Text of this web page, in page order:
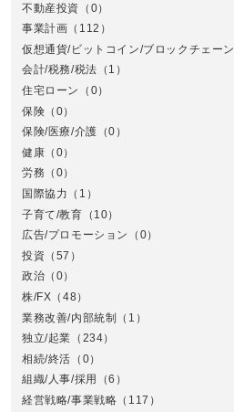
不動産投資 （0）
事業計画 （112）
仮想通貨/ビットコイン/ブロックチェーン
会計/税務/税法 （1）
住宅ローン
（0）
保険 （0）
保険/医療/介護 （0）
健康 （0）
労務 （0）
国際協力 （1）
子育て/教育 （10）
広告/プロモーション
（0）
投資 （57）
政治 （0）
株/FX （48）
業務改善/内部統制 （1）
独立/起業 （234）
相続/終活 （0）
組織/人事/採用
（6）
経営戦略/事業戦略 （117）